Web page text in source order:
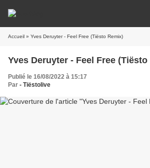
Accueil » Yves Deruyter - Feel Free (Tiësto Remix)
Yves Deruyter - Feel Free (Tiësto
Publié le 16/08/2022 à 15:17
Par - Tiëstolive